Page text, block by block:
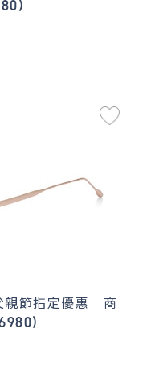
節指定優惠｜商